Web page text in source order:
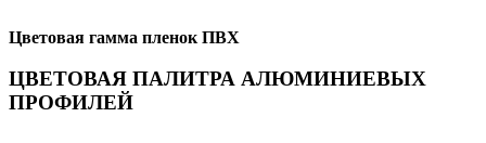
Цветовая гамма пленок ПВХ
ЦВЕТОВАЯ ПАЛИТРА АЛЮМИНИЕВЫХ
ПРОФИЛЕЙ